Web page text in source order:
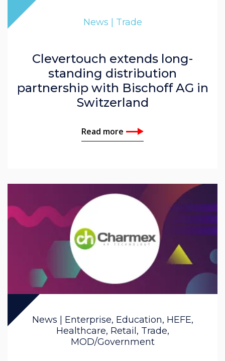
News | Trade
Clevertouch extends long-
standing distribution
partnership with Bischoff AG in
Switzerland
Read more
News | Enterprise, Education, HEFE,
Healthcare, Retail, Trade,
MOD/Government